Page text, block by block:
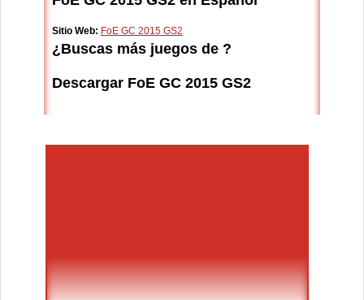
Sitio Web: FoE GC 2015 GS2
¿Buscas más juegos de ?
Descargar FoE GC 2015 GS2